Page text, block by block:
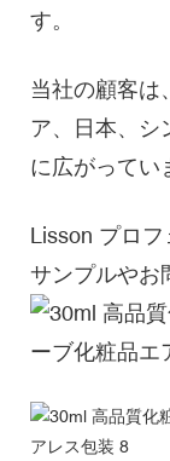
す。
当社の顧客は
ア、日本、シ
に広がってい
Lisson プロ
サンプルやお